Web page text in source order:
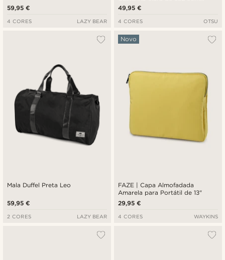
59,95 €
4 CORES LAZY BEAR
Vários Compartimentos e Painel
para Distintivos
49,95 €
4 CORES OTSU
Mala Duffel Preta Leo
59,95 €
2 CORES LAZY BEAR
FAZE | Capa Almofadada
Amarela para Portátil de 13"
Novo
29,95 €
4 CORES WAYKINS